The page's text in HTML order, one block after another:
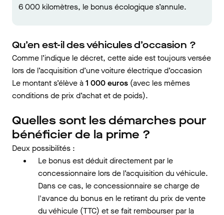
6 000 kilomètres, le bonus écologique s’annule.
Qu’en est-il des véhicules d’occasion ?
Comme l’indique le décret, cette aide est toujours versée
lors de l’acquisition d’une voiture électrique d’occasion
Le montant s’élève à1 000 euros (avec les mêmes
conditions de prix d’achat et de poids).
Quelles sont les démarches pour
bénéficier de la prime ?
Deux possibilités :
Le bonus est déduit directement par le
concessionnaire lors de l’acquisition du véhicule.
Dans ce cas, le concessionnaire se charge de
l'avance du bonus en le retirant du prix de vente
du véhicule (TTC) et se fait rembourser par la